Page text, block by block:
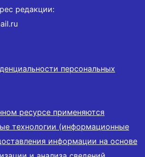
редакции:
персональных
ресурсе применяются
технологии (информационные
информации на основе